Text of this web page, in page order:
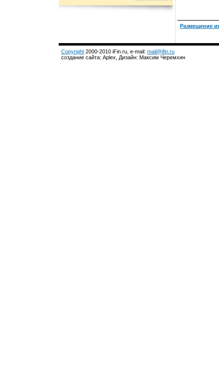
Размещение
Copyright 2000-2010 iFin.ru, e-mail: mail@ifin.ru
создание сайта: Aplex, Дизайн: Максим Черемхин